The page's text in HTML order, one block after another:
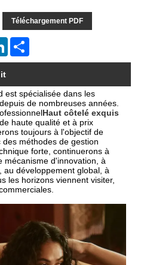
Téléchargement PDF
LinkedIn
est spécialisée dans les
de nombreuses années.
Haut côtelé exquis
haute qualité et à prix
toujours à l'objectif de
méthodes de gestion
forte, continuerons à
mécanisme d'innovation, à
au développement global, à
les horizons viennent visiter,